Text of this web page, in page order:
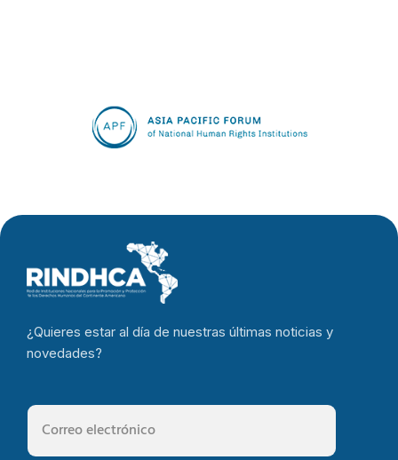
¿Quieres estar al día de nuestras últimas noticias y
novedades?